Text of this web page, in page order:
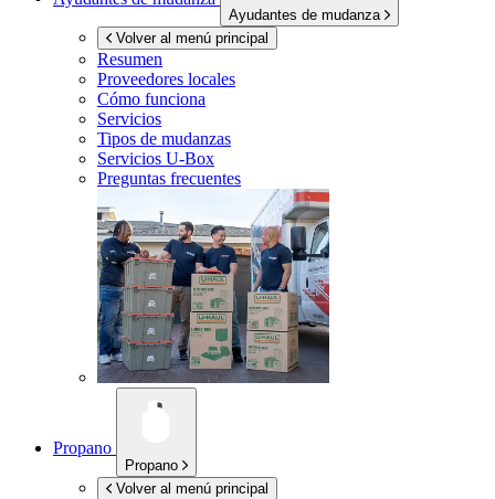
Ayudantes de mudanza
Volver al menú principal
Resumen
Proveedores locales
Cómo funciona
Servicios
Tipos de mudanzas
Servicios U-Box
Preguntas frecuentes
Propano
Propano
Volver al menú principal